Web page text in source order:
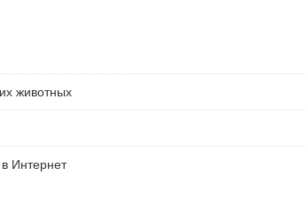
животных
Интернет